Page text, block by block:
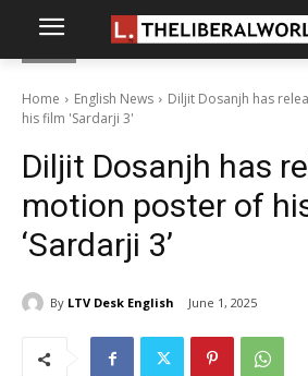
Home English News
Diljit Dosanjh has
his film 'Sardarji 3'
Diljit Dosanjh has
motion poster of
‘Sardarji 3’
By LTV Desk English June 1, 2025